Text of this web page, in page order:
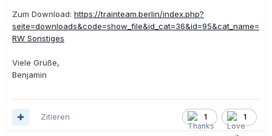
Zum Download: https://trainteam.berlin/index.php?
seite=downloads&code=show_file&id_cat=36&id=95&cat_name=
RW Sonstiges
Viele Grüße,
Benjamin
1 1
Zitieren